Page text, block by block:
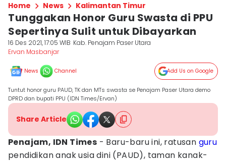
Home News Kalimantan Timur
Tunggakan Honor Guru Swasta di PPU
Sepertinya Sulit untuk Dibayarkan
16 Des 2021, 17:05 WIB Kab. Penajam Paser Utara
Ervan Masbanjar
News Channel Add Us on Google
Tuntut honor guru PAUD, TK dan MTs swasta se Penajam Paser Utara demo
DPRD dan bupati PPU (IDN Times/Ervan)
Share Article
Penajam, IDN Times - Baru-baru ini, ratusan guru
pendidikan anak usia dini (PAUD), taman kanak-